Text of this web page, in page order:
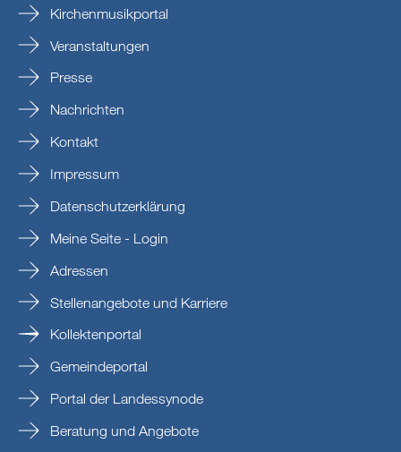
Kirchenmusikportal
Veranstaltungen
Presse
Nachrichten
Kontakt
Impressum
Datenschutzerklärung
Meine Seite - Login
Adressen
Stellenangebote und Karriere
Kollektenportal
Gemeindeportal
Portal der Landessynode
Beratung und Angebote